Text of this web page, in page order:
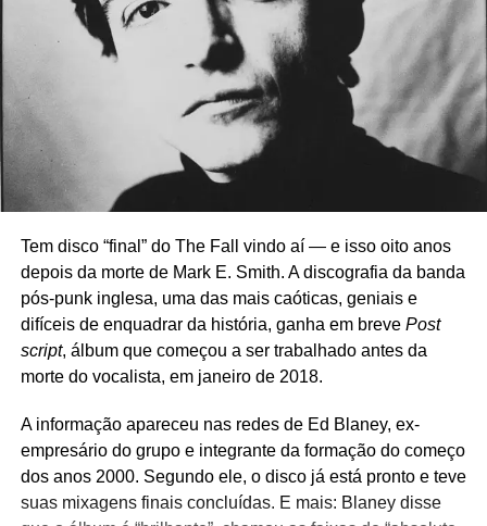
Tem disco “final” do The Fall vindo aí — e isso oito anos
depois da morte de Mark E. Smith. A discografia da banda
pós-punk inglesa, uma das mais caóticas, geniais e
difíceis de enquadrar da história, ganha em breve Post
script, álbum que começou a ser trabalhado antes da
morte do vocalista, em janeiro de 2018.
A informação apareceu nas redes de Ed Blaney, ex-
empresário do grupo e integrante da formação do começo
dos anos 2000. Segundo ele, o disco já está pronto e teve
suas mixagens finais concluídas. E mais: Blaney disse